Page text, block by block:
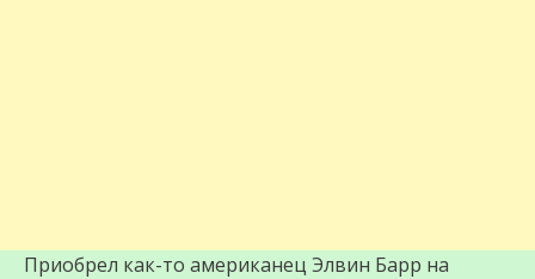
Приобрел как-то американец Элвин Барр на